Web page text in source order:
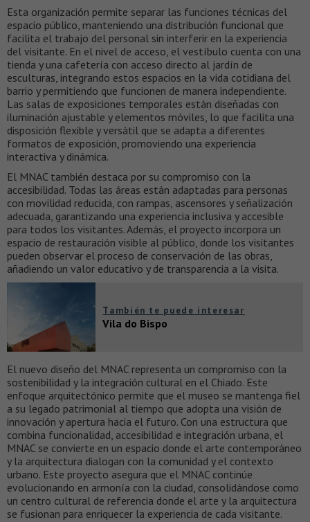
Esta organización permite separar las funciones técnicas del
espacio público, manteniendo una distribución funcional que
facilita el trabajo del personal sin interferir en la experiencia
del visitante. En el nivel de acceso, el vestíbulo cuenta con una
tienda y una cafetería con acceso directo al jardín de
esculturas, integrando estos espacios en la vida cotidiana del
barrio y permitiendo que funcionen de manera independiente.
Las salas de exposiciones temporales están diseñadas con
iluminación ajustable y elementos móviles, lo que facilita una
disposición flexible y versátil que se adapta a diferentes
formatos de exposición, promoviendo una experiencia
interactiva y dinámica.
El MNAC también destaca por su compromiso con la
accesibilidad. Todas las áreas están adaptadas para personas
con movilidad reducida, con rampas, ascensores y señalización
adecuada, garantizando una experiencia inclusiva y accesible
para todos los visitantes. Además, el proyecto incorpora un
espacio de restauración visible al público, donde los visitantes
pueden observar el proceso de conservación de las obras,
añadiendo un valor educativo y de transparencia a la visita.
También te puede interesar
Vila do Bispo
El nuevo diseño del MNAC representa un compromiso con la
sostenibilidad y la integración cultural en el Chiado. Este
enfoque arquitectónico permite que el museo se mantenga fiel
a su legado patrimonial al tiempo que adopta una visión de
innovación y apertura hacia el futuro. Con una estructura que
combina funcionalidad, accesibilidad e integración urbana, el
MNAC se convierte en un espacio donde el arte contemporáneo
y la arquitectura dialogan con la comunidad y el contexto
urbano. Este proyecto asegura que el MNAC continúe
evolucionando en armonía con la ciudad, consolidándose como
un centro cultural de referencia donde el arte y la arquitectura
se fusionan para enriquecer la experiencia de cada visitante.